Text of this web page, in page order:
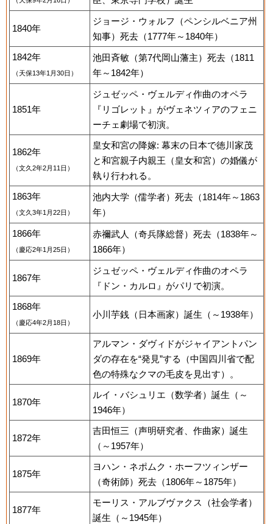
1840年
ジョージ・ウォルフ（ペンシルベニア州
知事）死去（1777年～1840年）
1842年
（天保13年1月30日）
池田斉敏（第7代岡山藩主）死去（1811
年～1842年）
1851年
ジュゼッペ・ヴェルディ作曲のオペラ
『リゴレット』がヴェネツィアのフェニ
ーチェ劇場で初演。
1862年
（文久2年2月11日）
皇女和宮の降嫁: 幕末の日本で徳川家茂
と和宮親子内親王（皇女和宮）の婚儀が
執り行われる。
1863年
（文久3年1月22日）
池内大学（儒学者）死去（1814年～1863
年）
1866年
（慶応2年1月25日）
赤禰武人（奇兵隊総督）死去（1838年～
1866年）
1867年
ジュゼッペ・ヴェルディ作曲のオペラ
『ドン・カルロ』がパリで初演。
1868年
（慶応4年2月18日）
小川芋銭（日本画家）誕生（～1938年）
1869年
アルマン・ダヴィドがジャイアントパン
ダの存在を“発見”する（中国四川省で配
色の特殊なクマの毛皮を見出す）。
1870年
ルイ・バシュリエ（数学者）誕生（～
1946年）
1872年
吉田恒三（声明研究者、作曲家）誕生
（～1957年）
1875年
ヨハン・ネポムク・ホーフツィンザー
（奇術師）死去（1806年～1875年）
1877年
モーリス・アルブヴァクス（社会学者）
誕生（～1945年）